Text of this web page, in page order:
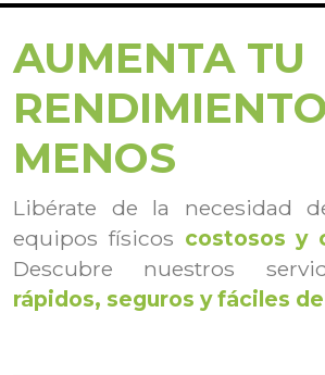
AUMENTA TU
MENOS
Libérate de la necesidad
equipos físicos costosos y
Descubre nuestros
rápidos, seguros y fáciles